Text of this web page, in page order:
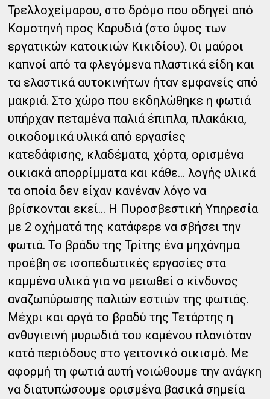
Τρελλοχείμαρου, στο δρόμο που οδηγεί από
Κομοτηνή προς Καρυδιά (στο ύψος των
εργατικών κατοικιών Κικιδίου). Οι μαύροι
καπνοί από τα φλεγόμενα πλαστικά είδη και
τα ελαστικά αυτοκινήτων ήταν εμφανείς από
μακριά. Στο χώρο που εκδηλώθηκε η φωτιά
υπήρχαν πεταμένα παλιά έπιπλα, πλακάκια,
οικοδομικά υλικά από εργασίες
κατεδάφισης, κλαδέματα, χόρτα, ορισμένα
οικιακά απορρίμματα και κάθε... λογής υλικά
τα οποία δεν είχαν κανέναν λόγο να
βρίσκονται εκεί… Η Πυροσβεστική Υπηρεσία
με 2 οχήματά της κατάφερε να σβήσει την
φωτιά. Το βράδυ της Τρίτης ένα μηχάνημα
προέβη σε ισοπεδωτικές εργασίες στα
καμμένα υλικά για να μειωθεί ο κίνδυνος
αναζωπύρωσης παλιών εστιών της φωτιάς.
Μέχρι και αργά το βραδύ της Τετάρτης η
ανθυγιεινή μυρωδιά του καμένου πλανιόταν
κατά περιόδους στο γειτονικό οικισμό. Με
αφορμή τη φωτιά αυτή νοιώθουμε την ανάγκη
να διατυπώσουμε ορισμένα βασικά σημεία